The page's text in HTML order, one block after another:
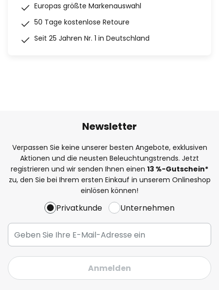
Europas größte Markenauswahl
50 Tage kostenlose Retoure
Seit 25 Jahren Nr. 1 in Deutschland
Newsletter
Verpassen Sie keine unserer besten Angebote, exklusiven
Aktionen und die neusten Beleuchtungstrends. Jetzt
registrieren und wir senden Ihnen einen 13 %-Gutschein*
zu, den Sie bei Ihrem ersten Einkauf in unserem Onlineshop
einlösen können!
Privatkunde Unternehmen
Anmelden